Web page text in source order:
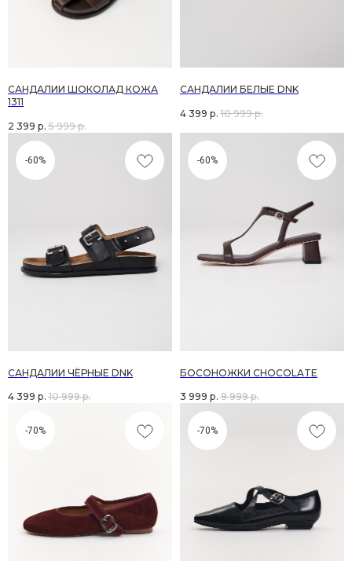
САНДАЛИИ ШОКОЛАД КОЖА
1311
2 399 р. 5 999 р.
САНДАЛИИ БЕЛЫЕ DNK
4 399 р. 10 999 р.
-60%
САНДАЛИИ ЧЁРНЫЕ DNK
4 399 р. 10 999 р.
-60%
БОСОНОЖКИ CHOCOLATE
3 999 р. 9 999 р.
-70% -70%
ДОСТАВКА
ПОЛИТИКА ОФЕРТА
/
/ ОПЛАТА
ВОЗВРАТ